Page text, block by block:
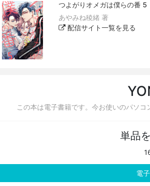
つよがりオメガは僕らの番 5
あやみね稜緒 著
配信サイト一覧を見る
この本は電子書籍です。今お使いのパソコ
単品
電